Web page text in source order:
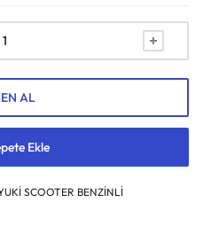
Ekle
AL
SCOOTER BENZİNLİ